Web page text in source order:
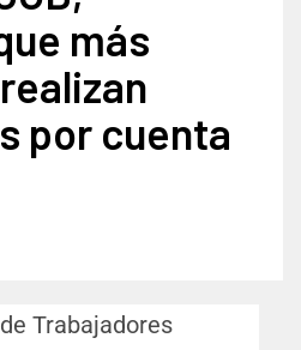
más
por cuenta
Trabajadores